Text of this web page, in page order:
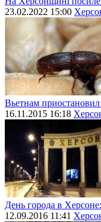
23.02.2022 15:00
Вьетнам
16.11.2015 16:18
День города в
12.09.2016 11:41